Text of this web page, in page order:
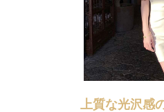
上質な光沢感